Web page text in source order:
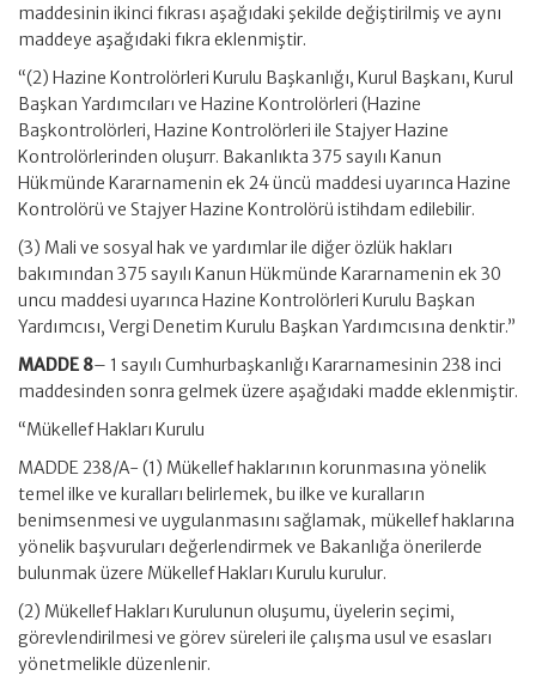
maddesinin ikinci fıkrası aşağıdaki şekilde değiştirilmiş ve aynı
maddeye aşağıdaki fıkra eklenmiştir.
“(2) Hazine Kontrolörleri Kurulu Başkanlığı, Kurul Başkanı, Kurul
Başkan Yardımcıları ve Hazine Kontrolörleri (Hazine
Başkontrolörleri, Hazine Kontrolörleri ile Stajyer Hazine
Kontrolörlerinden oluşurr. Bakanlıkta 375 sayılı Kanun
Hükmünde Kararnamenin ek 24 üncü maddesi uyarınca Hazine
Kontrolörü ve Stajyer Hazine Kontrolörü istihdam edilebilir.
(3) Mali ve sosyal hak ve yardımlar ile diğer özlük hakları
bakımından 375 sayılı Kanun Hükmünde Kararnamenin ek 30
uncu maddesi uyarınca Hazine Kontrolörleri Kurulu Başkan
Yardımcısı, Vergi Denetim Kurulu Başkan Yardımcısına denktir.”
MADDE 8– 1 sayılı Cumhurbaşkanlığı Kararnamesinin 238 inci
maddesinden sonra gelmek üzere aşağıdaki madde eklenmiştir.
“Mükellef Hakları Kurulu
MADDE 238/A- (1) Mükellef haklarının korunmasına yönelik
temel ilke ve kuralları belirlemek, bu ilke ve kuralların
benimsenmesi ve uygulanmasını sağlamak, mükellef haklarına
yönelik başvuruları değerlendirmek ve Bakanlığa önerilerde
bulunmak üzere Mükellef Hakları Kurulu kurulur.
(2) Mükellef Hakları Kurulunun oluşumu, üyelerin seçimi,
görevlendirilmesi ve görev süreleri ile çalışma usul ve esasları
yönetmelikle düzenlenir.